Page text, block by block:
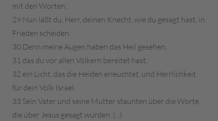
mit den Worten:
29 Nun läßt du, Herr, deinen Knecht, wie du gesagt hast, in
Frieden scheiden.
30 Denn meine Augen haben das Heil gesehen,
31 das du vor allen Völkern bereitet hast,
32 ein Licht, das die Heiden erleuchtet, und Herrlichkeit
für dein Volk Israel.
33 Sein Vater und seine Mutter staunten über die Worte,
die über Jesus gesagt wurden. (...)